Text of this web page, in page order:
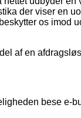
der viser en
os imod
af en
bese e-